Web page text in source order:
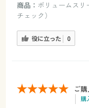
商品： ボリュームスリ
チェック）
役に立った 0
ご
購